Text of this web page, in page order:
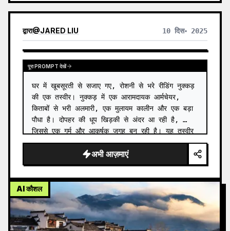
द्वारा@JARED LIU 10 दिस॰ 2025
पूरा PROMPT देखें
घर में खूबसूरती से सजाए गए, रोशनी से भरे रीडिंग नुक्कड़
की एक तस्वीर। नुक्कड़ में एक आरामदायक आर्मचेयर,
किताबों से भरी अलमारी, एक मुलायम कालीन और एक बड़ा
पौधा है। दोपहर की धूप खिड़की से अंदर आ रही है,
जिससे एक गर्म और आकर्षक जगह बन रही है। यह तस्वीर
लोगों को अ…
अभी आज़माएं
AI कौशल